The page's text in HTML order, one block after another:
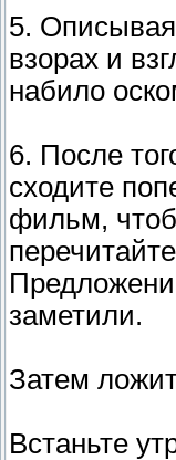
5. Описывая
взорах и
набило
6. После
сходите
фильм,
заметили.
Затем
Встаньте